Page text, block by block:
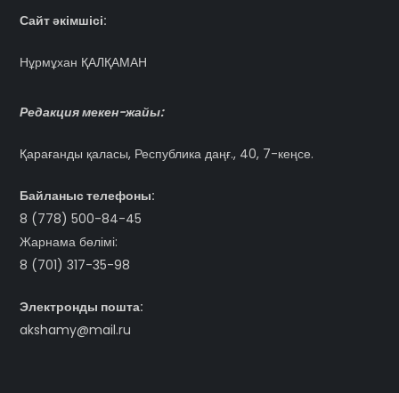
Сайт әкімшісі:
Нұрмұхан ҚАЛҚАМАН
Редакция мекен-жайы:
Қарағанды қаласы, Республика даңғ., 40, 7-кеңсе.
Байланыс телефоны:
8 (778) 500-84-45
Жарнама бөлімі:
8 (701) 317-35-98
Электронды пошта:
akshamy@mail.ru